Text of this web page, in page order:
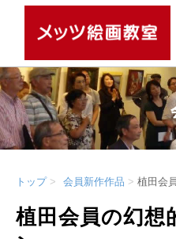
トップ 会員新作作品 植田会
植田会員の幻想